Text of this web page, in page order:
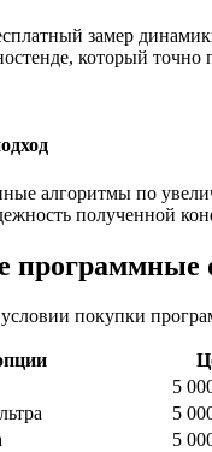
замер
который
алгоритмы по
полученной
программные
покупки
5
5
5